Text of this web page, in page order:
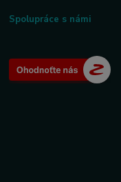
Spolupráce s námi